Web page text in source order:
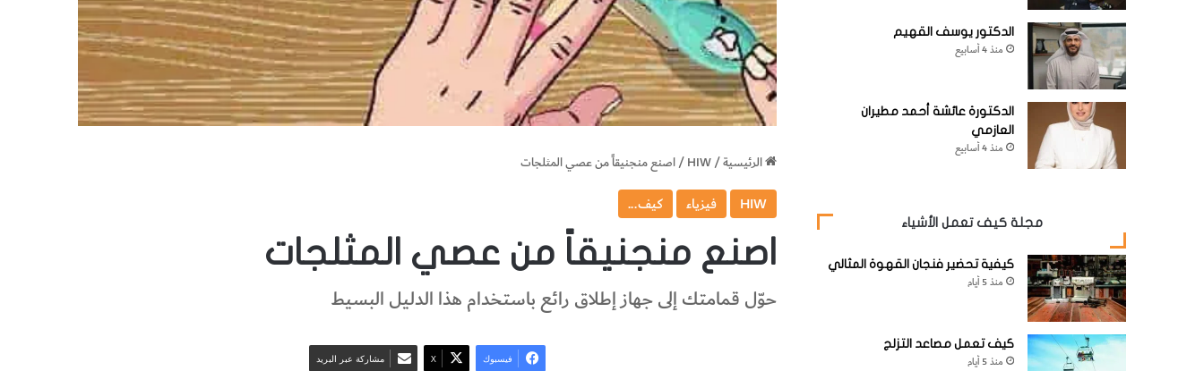
الرئيسية/
HIW
/اصنع منجنيقاً من عصي المثلجات
HIW فيزياء كيف...
اصنع منجنيقاً من عصي المثلجات
حوّل قمامتك إلى جهاز إطلاق رائع باستخدام هذا الدليل البسيط
فيسبوك ‫X مشاركة عبر البريد
الدكتور يوسف القهيم
منذ 4 أسابيع
الدكتورة عائشة أحمد مطيران
العازمي
منذ 4 أسابيع
مجلة كيف تعمل الأشياء
كيفية تحضير فنجان القهوة المثالي
منذ 5 أيام
كيف تعمل مصاعد التزلج
منذ 5 أيام